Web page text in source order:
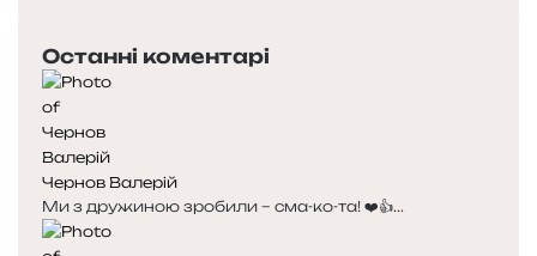
Останні коментарі
Чернов Валерій
Ми з дружиною зробили – сма-ко-та! ❤️👍...